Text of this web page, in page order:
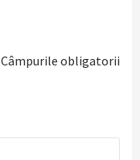
Câmpurile obligatorii